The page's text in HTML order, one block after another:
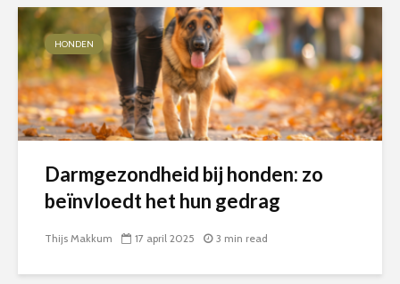
HONDEN
Darmgezondheid bij honden: zo
beïnvloedt het hun gedrag
Thijs Makkum 17 april 2025 3 min read